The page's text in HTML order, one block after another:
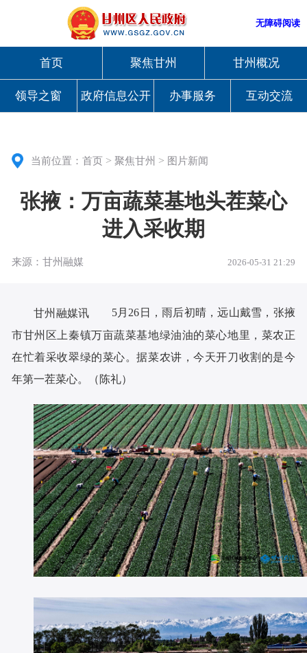
无障碍阅读
首页 聚焦甘州 甘州概况
领导之窗 政府信息公开 办事服务 互动交流
当前位置：首页 >聚焦甘州 > 图片新闻
张掖：万亩蔬菜基地头茬菜心
进入采收期
来源：甘州融媒 2026-05-31 21:29
甘州融媒讯
5月26日，雨后初晴，远山戴雪，张掖
市甘州区上秦镇万亩蔬菜基地绿油油的菜心地里，菜农正
在忙着采收翠绿的菜心。据菜农讲，今天开刀收割的是今
年第一茬菜心。（陈礼）